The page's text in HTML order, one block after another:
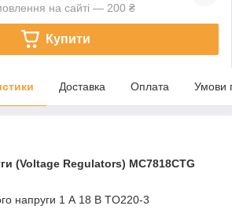
на сайті — 200 ₴
Купити
Доставка Оплата Умови
(Voltage Regulators) MC7818CTG
напруги 1 А 18 В TO220-3